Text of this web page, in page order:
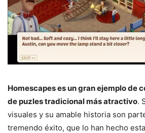
Homescapes es un gran ejemplo de
de puzles tradicional más atractivo.
visuales y su amable historia son
tremendo éxito, que lo han hecho